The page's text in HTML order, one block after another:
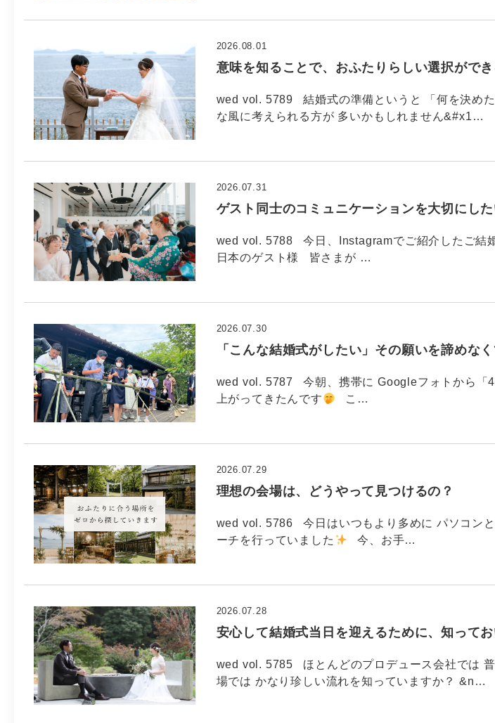
意味を知ることで、おふたりらしい選択ができ
2026.08.01
wed vol. 5789 結婚式の準備というと 「何を決め
な風に考えられる方が 多いかもしれません&#x1…
ゲスト同士のコミュニケーションを大切にし
2026.07.31
wed vol. 5788 今日、Instagramでご紹介したご結
日本のゲスト様 皆さまが …
「こんな結婚式がしたい」その願いを諦めな
2026.07.30
wed vol. 5787 今朝、携帯に Googleフォトから「
上がってきたんです
こ…
理想の会場は、どうやって見つけるの？
2026.07.29
wed vol. 5786 今日はいつもより多めに パソコン
ーチを行っていました
今、お手…
安心して結婚式当日を迎えるために、知って
2026.07.28
wed vol. 5785 ほとんどのプロデュース会社では
場では かなり珍しい流れを知っていますか？ &n…